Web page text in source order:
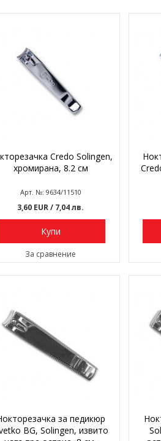
Credo Solingen,
хромирана, 8.2 см
Арт. №: 9634/11510
3,60 EUR/ 7,04 лв.
Купи
За сравнение
за педикюр
BG, Solingen, извито